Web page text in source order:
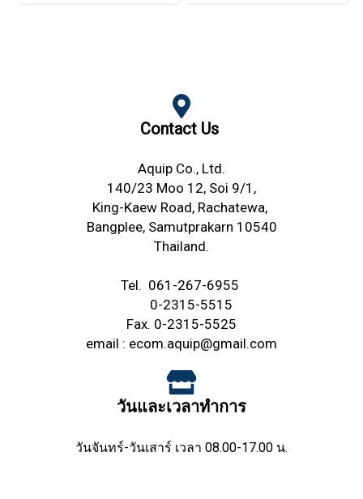
Contact Us
Aquip Co., Ltd.
140/23 Moo 12, Soi 9/1,
King-Kaew Road, Rachatewa,
Bangplee, Samutprakarn 10540
Thailand.
Tel. 061-267-6955
0-2315-5515
Fax. 0-2315-5525
email : ecom.aquip@gmail.com
วันและเวลาทำการ
วันจันทร์-วันเสาร์ เวลา 08.00-17.00 น.